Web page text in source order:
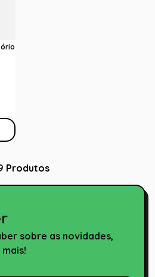
Produtos
sobre as novidades,